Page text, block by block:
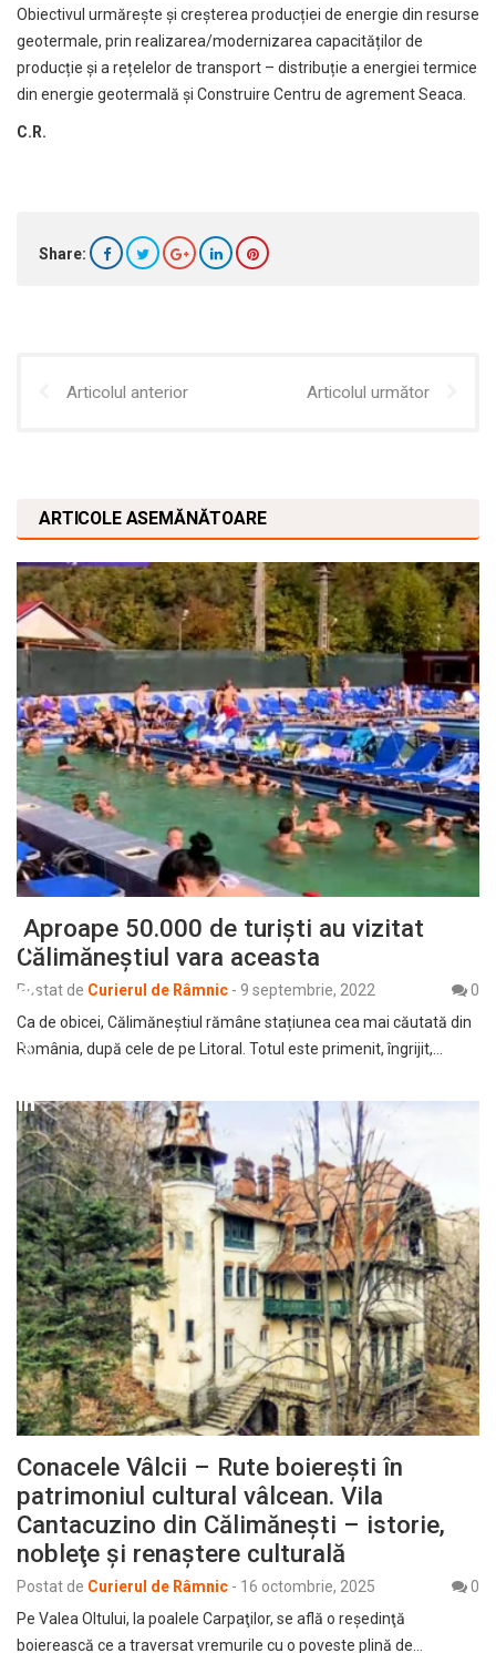
Obiectivul urmărește și creșterea producției de energie din resurse
geotermale, prin realizarea/modernizarea capacităților de
producție și a rețelelor de transport – distribuție a energiei termice
din energie geotermală și Construire Centru de agrement Seaca.
C.R.
Share:
Articolul anterior Articolul următor
ARTICOLE ASEMĂNĂTOARE
Aproape 50.000 de turiști au vizitat
Călimăneștiul vara aceasta
Postat de Curierul de Râmnic - 9 septembrie, 2022
0
Ca de obicei, Călimăneștiul rămâne stațiunea cea mai căutată din
România, după cele de pe Litoral. Totul este primenit, îngrijit,…
Conacele Vâlcii – Rute boiereşti în
patrimoniul cultural vâlcean. Vila
Cantacuzino din Călimăneşti – istorie,
nobleţe şi renaştere culturală
Postat de Curierul de Râmnic - 16 octombrie, 2025
0
Pe Valea Oltului, la poalele Carpaţilor, se află o reşedinţă
boierească ce a traversat vremurile cu o poveste plină de…